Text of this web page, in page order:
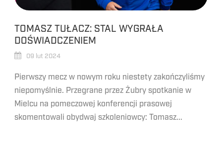
TOMASZ TUŁACZ: STAL WYGRAŁA
DOŚWIADCZENIEM
09 lut 2024
Pierwszy mecz w nowym roku niestety zakończyliśmy
niepomyślnie. Przegrane przez Żubry spotkanie w
Mielcu na pomeczowej konferencji prasowej
skomentowali obydwaj szkoleniowcy: Tomasz...